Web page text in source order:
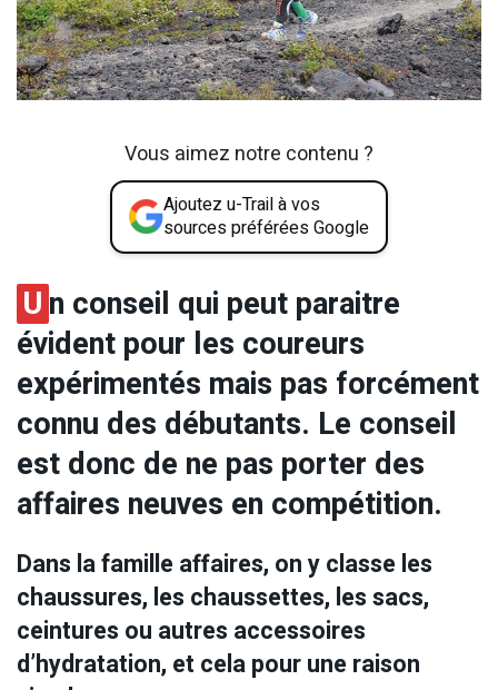
Vous aimez notre contenu ?
Ajoutez u-Trail à vos
sources préférées Google
U n conseil qui peut paraitre
évident pour les coureurs
expérimentés mais pas forcément
connu des débutants. Le conseil
est donc de ne pas porter des
affaires neuves en compétition.
Dans la famille affaires, on y classe les
chaussures, les chaussettes, les sacs,
ceintures ou autres accessoires
d’hydratation, et cela pour une raison